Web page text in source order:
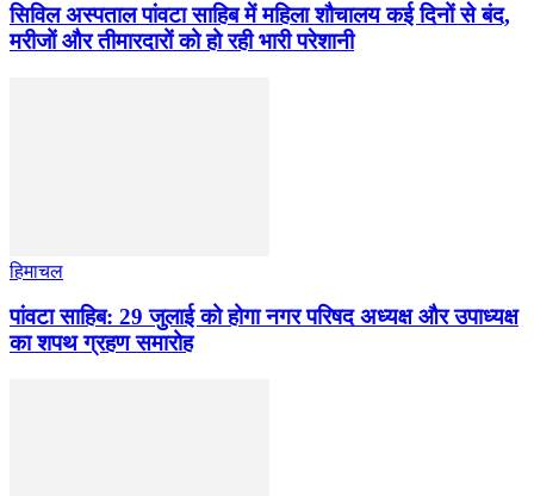
सिविल अस्पताल पांवटा साहिब में महिला शौचालय कई दिनों से बंद,
मरीजों और तीमारदारों को हो रही भारी परेशानी
हिमाचल
पांवटा साहिब: 29 जुलाई को होगा नगर परिषद अध्यक्ष और उपाध्यक्ष
का शपथ ग्रहण समारोह